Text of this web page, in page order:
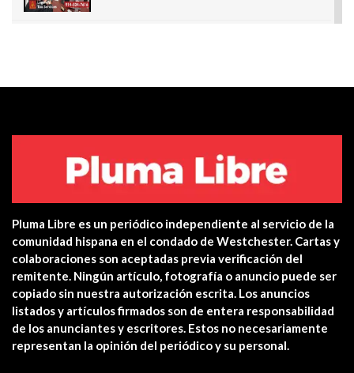
Centro de salud de Ossining
integra una…
Yonkers PD Commissioner
encourages Hispanic…
cuidado a quién…
Pluma Libre es un periódico independiente al servicio de la
comunidad hispana en el condado de Westchester. Cartas y
colaboraciones son aceptadas previa verificación del
remitente. Ningún artículo, fotografía o anuncio puede ser
copiado sin nuestra autorización escrita. Los anuncios
listados y artículos firmados son de entera responsabilidad
de los anunciantes y escritores. Estos no necesariamente
representan la opinión del periódico y su personal.